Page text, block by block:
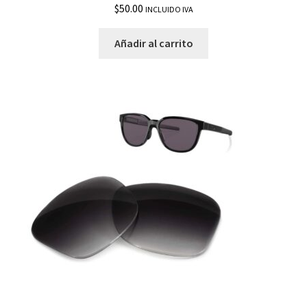
$50.00 INCLUIDO IVA
Añadir al carrito